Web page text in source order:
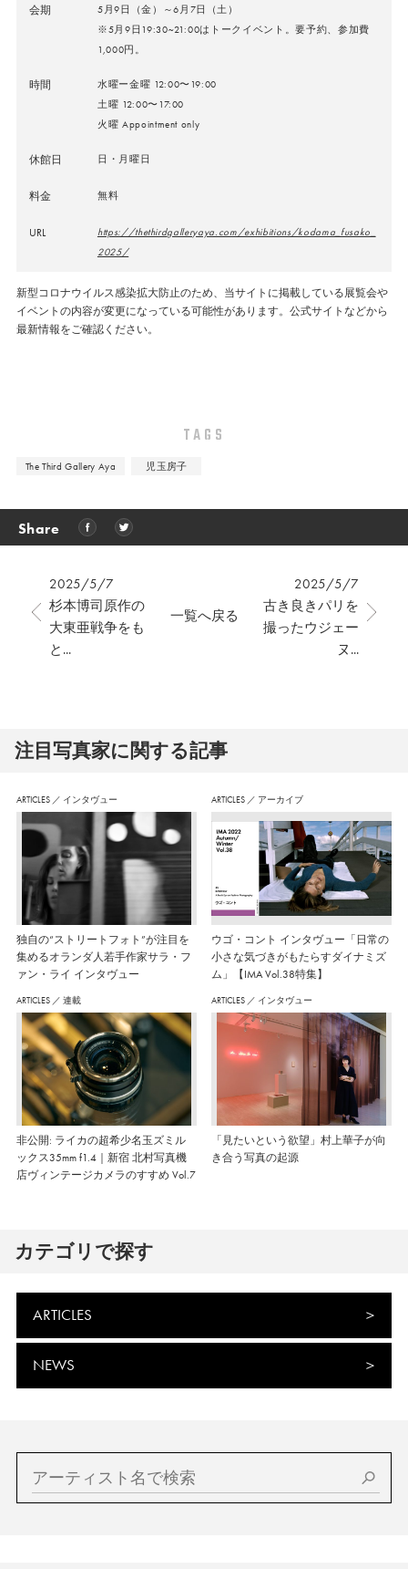
会期
5月9日（金）～6月7日（土）
※5月9日19:30~21:00はトークイベント。要予約、参加費
1,000円。
時間
水曜ー金曜 12:00〜19:00
土曜 12:00〜17:00
火曜 Appointment only
休館日 日・月曜日
料金 無料
URL
https://thethirdgalleryaya.com/exhibitions/kodama_fusako_
2025/
新型コロナウイルス感染拡大防止のため、当サイトに掲載している展覧会や
イベントの内容が変更になっている可能性があります。公式サイトなどから
最新情報をご確認ください。
TAGS
The Third Gallery Aya 児玉房子
Share
2025/5/7
杉本博司原作の
大東亜戦争をも
と...
2025/5/7
古き良きパリを
撮ったウジェー
ヌ...
一覧へ戻る
注⽬写真家に関する記事
ARTICLES ／ インタヴュー
独自の“ストリートフォト”が注目を
集めるオランダ人若手作家サラ・フ
ァン・ライ インタヴュー
ARTICLES ／ アーカイブ
ウゴ・コント インタヴュー「日常の
小さな気づきがもたらすダイナミズ
ム」【IMA Vol.38特集】
ARTICLES ／ 連載
非公開: ライカの超希少名玉ズミル
ックス35mm f1.4｜新宿 北村写真機
店ヴィンテージカメラのすすめ Vol.7
ARTICLES ／ インタヴュー
「見たいという欲望」村上華子が向
き合う写真の起源
カテゴリで探す
ARTICLES
NEWS